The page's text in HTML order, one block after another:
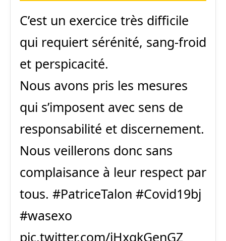
C’est un exercice très difficile
qui requiert sérénité, sang-froid
et perspicacité.
Nous avons pris les mesures
qui s’imposent avec sens de
responsabilité et discernement.
Nous veillerons donc sans
complaisance à leur respect par
tous. #PatriceTalon #Covid19bj
#wasexo
pic.twitter.com/jHxgkGenGZ